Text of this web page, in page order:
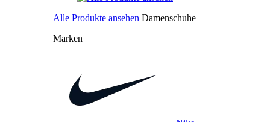
Alle Produkte ansehen Damenschuhe
Marken